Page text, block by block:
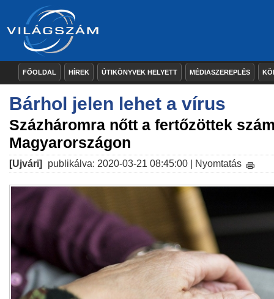
FŐOLDAL HÍREK ÚTIKÖNYVEK HELYETT MÉDIASZEREPLÉS
Bárhol jelen lehet a vírus
Százháromra nőtt a fertőzöttek
Magyarországon
[Ujvári] publikálva: 2020-03-21 08:45:00 | Nyomtatás